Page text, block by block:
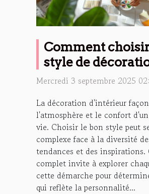
Comment
style de
d'intérieur ?
Mercredi 3 septembre 2025
La décoration d'intérieur
l'atmosphère et le confort d'un
vie. Choisir le bon style peut
complexe face à la diversité
tendances et des inspirations.
complet invite à explorer
cette démarche pour
qui reflète la personnalité...